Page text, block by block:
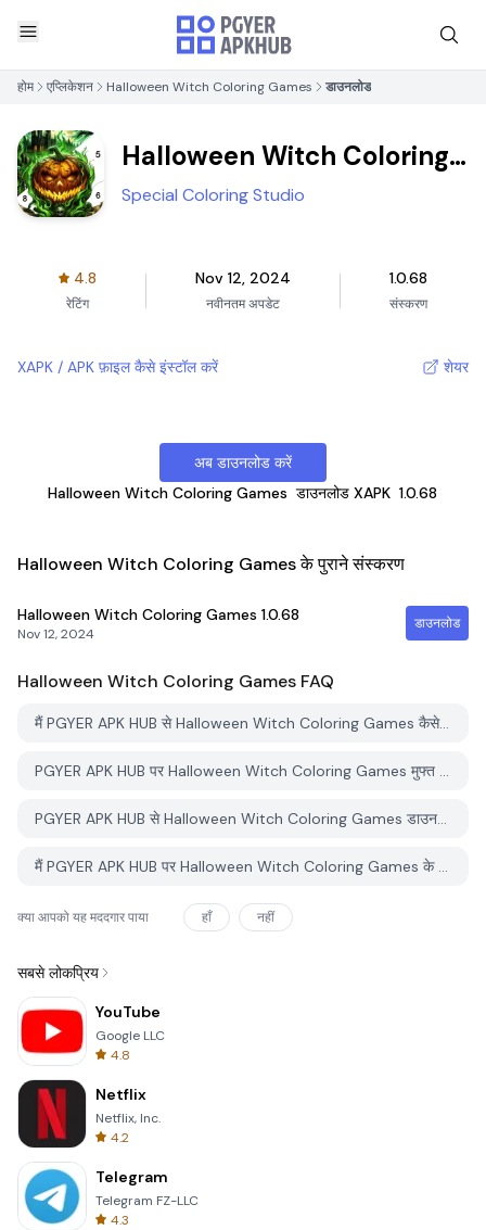
होम एप्लिकेशन Halloween Witch Coloring Games डाउनलोड
Halloween Witch Coloring
Games
Special Coloring Studio
4.8
रेटिंग
Nov 12, 2024
नवीनतम अपडेट
1.0.68
संस्करण
XAPK / APK फ़ाइल कैसे इंस्टॉल करें शेयर
अब डाउनलोड करें
Halloween Witch Coloring Games डाउनलोड XAPK 1.0.68
Halloween Witch Coloring Games के पुराने संस्करण
Halloween Witch Coloring Games 1.0.68
Nov 12, 2024
डाउनलोड
Halloween Witch Coloring Games FAQ
मैं PGYER APK HUB से Halloween Witch Coloring Games कैसे डाउनलोड करूं?
PGYER APK HUB पर Halloween Witch Coloring Games मुफ्त डाउनलोड करने के लिए है?
PGYER APK HUB से Halloween Witch Coloring Games डाउनलोड करने के लिए मुझे एक खाता चाहिए?
मैं PGYER APK HUB पर Halloween Witch Coloring Games के साथ समस्या कैसे रिपोर्ट कर सकता हूँ?
क्या आपको यह मददगार पाया हाँ नहीं
सबसे लोकप्रिय
YouTube
Google LLC
4.8
Netflix
Netflix, Inc.
4.2
Telegram
Telegram FZ-LLC
4.3